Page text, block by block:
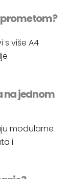
s više A4
na jednom
modularne
i